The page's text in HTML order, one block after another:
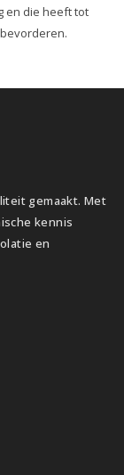
en die heeft tot
gemaakt. Met
kennis
en